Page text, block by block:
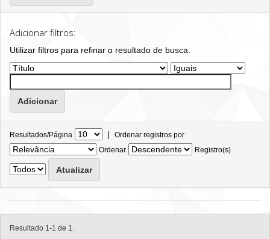
Adicionar filtros:
Utilizar filtros para refinar o resultado de busca.
Resultados/Página | Ordenar registros por
Ordenar
Registro(s)
Resultado 1-1 de 1.